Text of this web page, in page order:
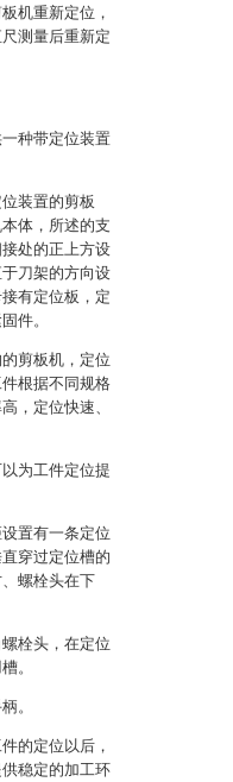
机重新定位，
测量后重新定
种带定位装置
装置的剪板
体，所述的支
处的正上方设
刀架的方向设
有定位板，定
件。
剪板机，定位
根据不同规格
，定位快速、
为工件定位提
置有一条定位
穿过定位槽的
螺栓头在下
栓头，在定位
。
。
的定位以后，
稳定的加工环